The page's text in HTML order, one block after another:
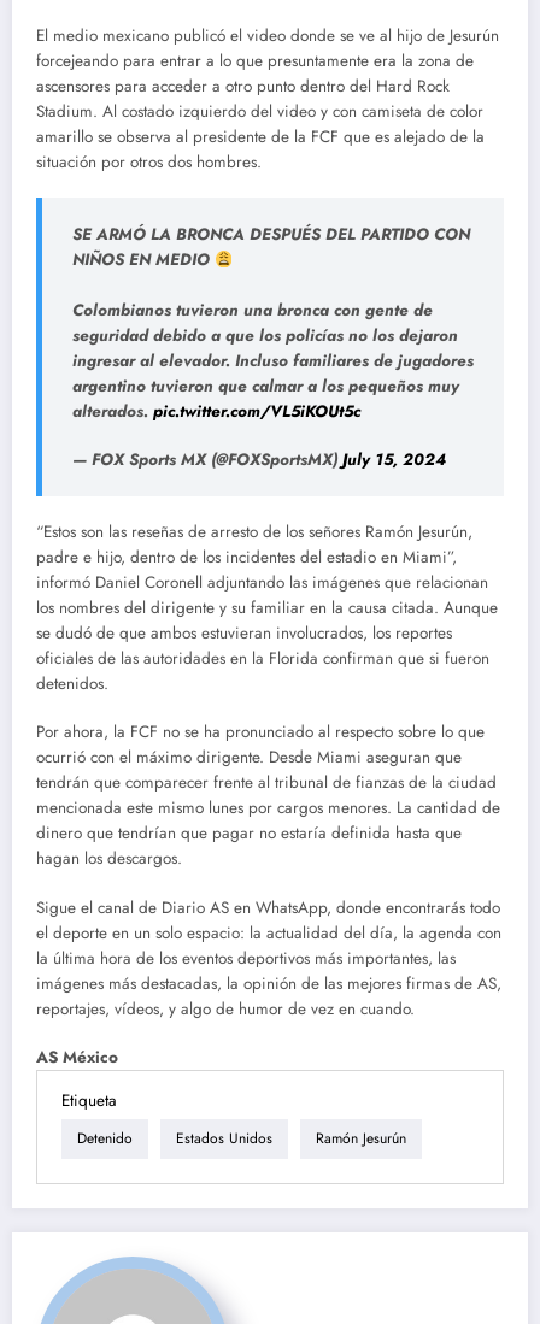
El medio mexicano publicó el video donde se ve al hijo de Jesurún
forcejeando para entrar a lo que presuntamente era la zona de
ascensores para acceder a otro punto dentro del Hard Rock
Stadium. Al costado izquierdo del video y con camiseta de color
amarillo se observa al presidente de la FCF que es alejado de la
situación por otros dos hombres.
SE ARMÓ LA BRONCA DESPUÉS DEL PARTIDO CON
NIÑOS EN MEDIO
Colombianos tuvieron una bronca con gente de
seguridad debido a que los policías no los dejaron
ingresar al elevador. Incluso familiares de jugadores
argentino tuvieron que calmar a los pequeños muy
alterados. pic.twitter.com/VL5iKOUt5c
— FOX Sports MX (@FOXSportsMX) July 15, 2024
“Estos son las reseñas de arresto de los señores Ramón Jesurún,
padre e hijo, dentro de los incidentes del estadio en Miami”,
informó Daniel Coronell adjuntando las imágenes que relacionan
los nombres del dirigente y su familiar en la causa citada. Aunque
se dudó de que ambos estuvieran involucrados, los reportes
oficiales de las autoridades en la Florida confirman que si fueron
detenidos.
Por ahora, la FCF no se ha pronunciado al respecto sobre lo que
ocurrió con el máximo dirigente. Desde Miami aseguran que
tendrán que comparecer frente al tribunal de fianzas de la ciudad
mencionada este mismo lunes por cargos menores. La cantidad de
dinero que tendrían que pagar no estaría definida hasta que
hagan los descargos.
Sigue el canal de Diario AS en WhatsApp, donde encontrarás todo
el deporte en un solo espacio: la actualidad del día, la agenda con
la última hora de los eventos deportivos más importantes, las
imágenes más destacadas, la opinión de las mejores firmas de AS,
reportajes, vídeos, y algo de humor de vez en cuando.
AS México
Etiqueta
Detenido Estados Unidos Ramón Jesurún